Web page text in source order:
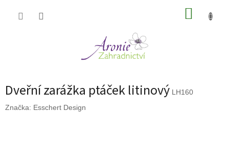
Dveřní zarážka ptáček litinový LH160
Značka: Esschert Design